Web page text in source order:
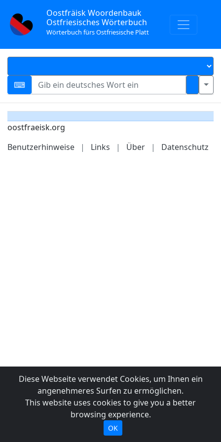
Oostfräisk Woordenbauk
Ostfriesisches Wörterbuch
Wörterbuch fürs Ostfriesische Platt
oostfraeisk.org
Benutzerhinweise
| Links | Über | Datenschutz
Diese Webseite verwendet Cookies, um Ihnen ein
angenehmeres Surfen zu ermöglichen.
This website uses cookies to give you a better
browsing experience.
OK